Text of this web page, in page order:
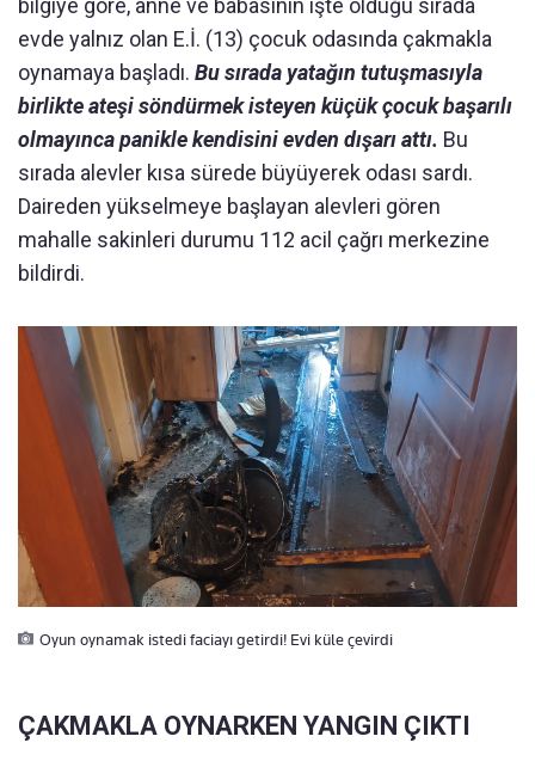
bilgiye göre, anne ve babasının işte olduğu sırada
evde yalnız olan E.İ. (13) çocuk odasında çakmakla
oynamaya başladı. Bu sırada yatağın tutuşmasıyla
birlikte ateşi söndürmek isteyen küçük çocuk başarılı
olmayınca panikle kendisini evden dışarı attı. Bu
sırada alevler kısa sürede büyüyerek odası sardı.
Daireden yükselmeye başlayan alevleri gören
mahalle sakinleri durumu 112 acil çağrı merkezine
bildirdi.
Oyun oynamak istedi faciayı getirdi! Evi küle çevirdi
ÇAKMAKLA OYNARKEN YANGIN ÇIKTI